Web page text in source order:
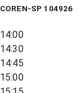
COREN-SP 104926
14:00
14:30
14:45
15:00